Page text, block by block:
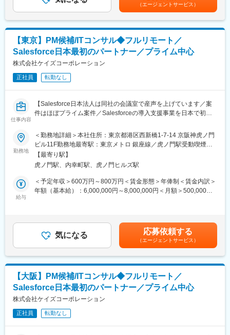
・上流（構想／設計）から実装まで一気通貫で関われる
・クラウド／データ／AI／セキュリティへ横断的にスキル拡張可
能
変更の範囲：会社の定める業務
単なるプロダクト機能紹介に留まらず、顧客の経営・事業ニーズ
・課題抽出と戦略策定： 顧客ヒアリングを通じて潜在課題を特定
し、将来を見据えたシステム化・業務改革案を立案。
・ソリューション提案： 個別提案書の作成および、顧客の運用に
・業務高度化コンサルティング： プロダクト利用の有無に関わら
ず、経営管理の業務フロー整理やプロセス改善のアドバイザリー
・コンサル特化： クロージング等の営業活動はFSが担当するた
め、ソリューション構築と業務支援に専念できる環境です。
■挑戦いただきたいこと
・受注率の改善やエンタープライズ企業向けのより踏み込んだ提
案などDIGGLEというプロダクトをさらに世の中に広め、より多
くの企業をご支援していくために、事業全体としてまだまだやり
・特にDIGGLEのソリューションコンサルタントの勝ちパターン
を言語化・仕組化し、一緒に作っていただきたいです。
から実行までを担っていただきます。チームメンバーのバックグ
ラウンドは、大手企業の事業企画、管理会計業務構築、コンサル
ファーム出身者など、コンサルティングワーク経験者で構成され
ています。
変更の範囲：会社の定める業務
可能性があります。月給(月額)は固定手当を含めた表記です。
（エージェントサービス）
【東京】PM候補/ITコンサル◆フルリモート／
Salesforce日本最初のパートナー／プライム中心
株式会社ケイズコーポレーション
正社員 転勤なし
仕事内容
【Salesforce日本法人は同社の会議室で産声を上げています／案
件はほぼプライム案件／Salesforceの導入支援事業を日本で初め
中でトップ20社のみが選出されるコアパートナーとして日本の
Salesforce普及を牽引】
■仕事内容
『Salesforce』の顧客提案から導入まで一連の業務をご担当頂き
ます。顧客の業務改善をsalesforceを通して実現、ビジネスとプロ
ダクトを上流から設計/マネージする市場価値の高いポジションで
す。
SalesforceJapan社日本法人設立当初より、導入支援サービスを展
開。蓄積したノウハウの多さクオリティの高さから社員バイネー
ムで指名が来ることもしばしば。社員の約8割がSalesforceの資格
社員の声を元にインセンティブ制度を作る等、現場の意見を大事
にする社風。安心して長く働ける会社をお探しの方にピッタリで
す。
評価してほしい」⇒四半期ごとにインセンティブを導入
◎例2「長く働いているから還元してほしい」⇒勤続10年以上で
勤務地
＜勤務地詳細＞本社住所：東京都港区西新橋1-7-14 京阪神虎ノ門
ビル11F勤務地最寄駅：東京メトロ 銀座線／虎ノ門駅受動喫煙対
策：屋内全面禁煙変更の範囲：会社の定める事業所（リモートワ
ーク含む）
【最寄り駅】
虎ノ門駅、内幸町駅、虎ノ門ヒルズ駅
給与
＜予定年収＞600万円～800万円＜賃金形態＞年俸制＜賃金内訳＞
年額（基本給）：6,000,000円～8,000,000円＜月額＞500,000円
する可能性があります。月給(月額)は固定手当を含めた表記です。
気になる 応募依頼する
（エージェントサービス）
【大阪】PM候補/ITコンサル◆フルリモート／
Salesforce日本最初のパートナー／プライム中心
株式会社ケイズコーポレーション
正社員 転勤なし